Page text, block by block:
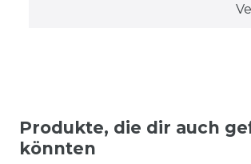
Produkte, die dir auch
könnten